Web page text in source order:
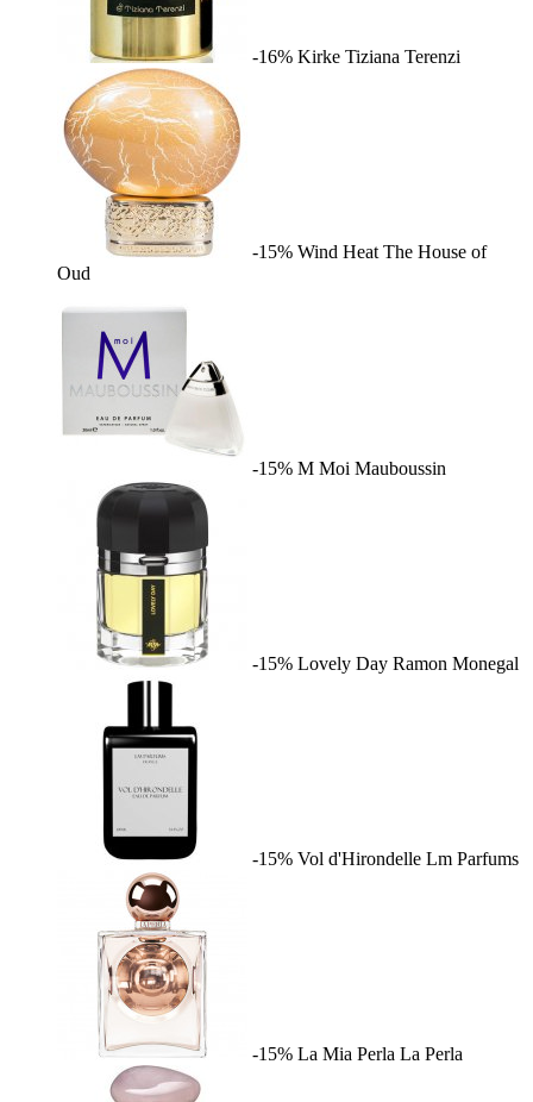
-16% Kirke Tiziana Terenzi
-15% Wind Heat The House of
Oud
-15% M Moi Mauboussin
-15% Lovely Day Ramon Monegal
-15% Vol d'Hirondelle Lm Parfums
-15% La Mia Perla La Perla